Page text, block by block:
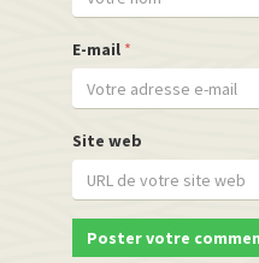
E-mail *
Site web